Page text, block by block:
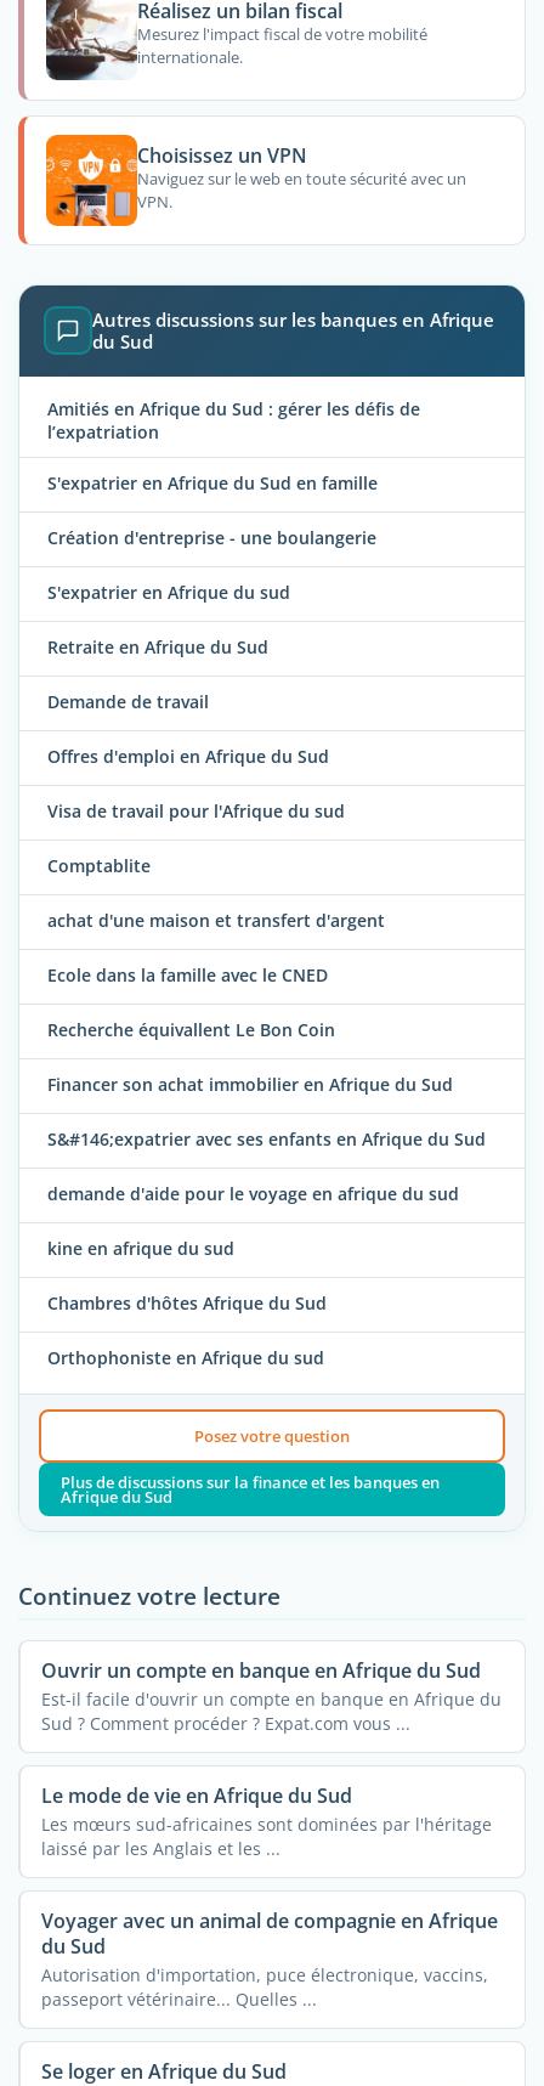
Réalisez un bilan fiscal
Mesurez l'impact fiscal de votre mobilité
internationale.
Choisissez un VPN
Naviguez sur le web en toute sécurité avec un
VPN.
Autres discussions sur les banques en Afrique
du Sud
Amitiés en Afrique du Sud : gérer les défis de
l’expatriation
S'expatrier en Afrique du Sud en famille
Création d'entreprise - une boulangerie
S'expatrier en Afrique du sud
Retraite en Afrique du Sud
Demande de travail
Offres d'emploi en Afrique du Sud
Visa de travail pour l'Afrique du sud
Comptablite
achat d'une maison et transfert d'argent
Ecole dans la famille avec le CNED
Recherche équivallent Le Bon Coin
Financer son achat immobilier en Afrique du Sud
S&#146;expatrier avec ses enfants en Afrique du Sud
demande d'aide pour le voyage en afrique du sud
kine en afrique du sud
Chambres d'hôtes Afrique du Sud
Orthophoniste en Afrique du sud
Posez votre question
Plus de discussions sur la finance et les banques en
Afrique du Sud
Continuez votre lecture
Ouvrir un compte en banque en Afrique du Sud
Est-il facile d'ouvrir un compte en banque en Afrique du
Sud ? Comment procéder ? Expat.com vous ...
Le mode de vie en Afrique du Sud
Les mœurs sud-africaines sont dominées par l'héritage
laissé par les Anglais et les ...
Voyager avec un animal de compagnie en Afrique
du Sud
Autorisation d'importation, puce électronique, vaccins,
passeport vétérinaire... Quelles ...
Se loger en Afrique du Sud